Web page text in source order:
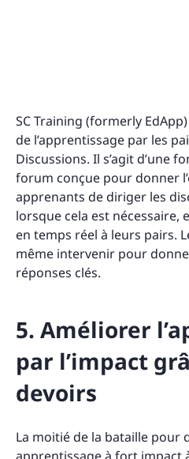
SC Training (formerly
de l’apprentissage par les
Discussions. Il s’agit d’une
forum conçue pour donner
apprenants de diriger les
lorsque cela est
en temps réel à leurs pairs.
même intervenir pour
réponses clés.
5. Améliorer
par l’impact
devoirs
La moitié de la bataille pour